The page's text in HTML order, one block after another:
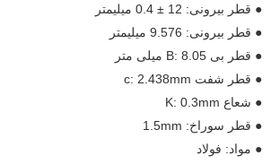
● قطر بیرونی: 12 ± 0.4 میلیمتر
● قطر بیرونی: 9.576 میلیمتر
● قطر بی B: 8.05 میلی متر
● قطر شفت c: 2.438mm
● شعاع K: 0.3mm
● قطر سوراخ: 1.5mm
● مواد: فولاد